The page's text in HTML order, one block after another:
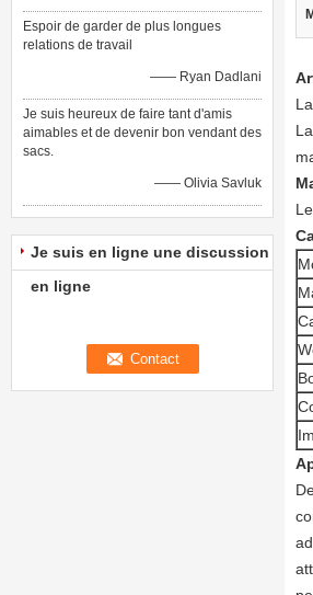
Espoir de garder de plus longues
relations de travail
—— Ryan Dadlani
Je suis heureux de faire tant d'amis
aimables et de devenir bon vendant des
sacs.
—— Olivia Savluk
Je suis en ligne une discussion
en ligne